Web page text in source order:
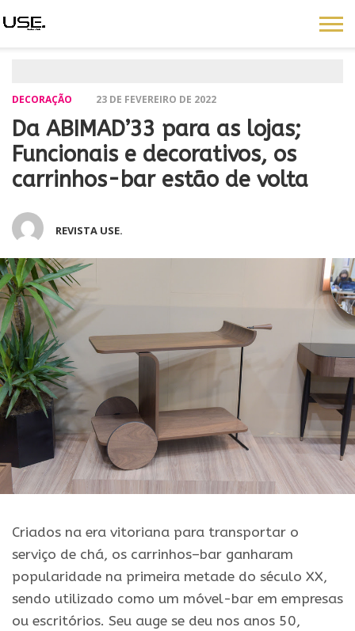
DECORAÇÃO 23 DE FEVEREIRO DE 2022
Da ABIMAD’33 para as lojas;
Funcionais e decorativos, os
carrinhos-bar estão de volta
REVISTA USE.
Criados na era vitoriana para transportar o
serviço de chá, os carrinhos–bar ganharam
popularidade na primeira metade do século XX,
sendo utilizado como um móvel-bar em empresas
ou escritórios. Seu auge se deu nos anos 50,